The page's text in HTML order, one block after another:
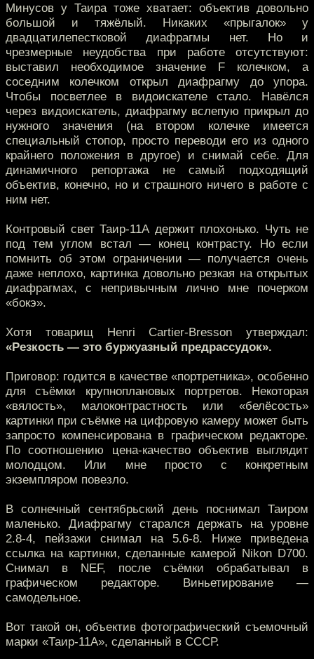
Минусов у Таира тоже хватает: объектив довольно
большой и тяжёлый. Никаких «прыгалок» у
двадцатилепестковой диафрагмы нет. Но и
чрезмерные неудобства при работе отсутствуют:
выставил необходимое значение F колечком, а
соседним колечком открыл диафрагму до упора.
Чтобы посветлее в видоискателе стало. Навёлся
через видоискатель, диафрагму вслепую прикрыл до
нужного значения (на втором колечке имеется
специальный стопор, просто переводи его из одного
крайнего положения в другое) и снимай себе. Для
динамичного репортажа не самый подходящий
объектив, конечно, но и страшного ничего в работе с
ним нет.
Контровый свет Таир-11А держит плохонько. Чуть не
под тем углом встал — конец контрасту. Но если
помнить об этом ограничении — получается очень
даже неплохо, картинка довольно резкая на открытых
диафрагмах, с непривычным лично мне почерком
«бокэ».
Хотя товарищ Henri Cartier-Bresson утверждал:
«Резкость — это буржуазный предрассудок».
Приговор: годится в качестве «портретника», особенно
для съёмки крупноплановых портретов. Некоторая
«вялость», малоконтрастность или «белёсость»
картинки при съёмке на цифровую камеру может быть
запросто компенсирована в графическом редакторе.
По соотношению цена-качество объектив выглядит
молодцом. Или мне просто с конкретным
экземпляром повезло.
В солнечный сентябрьский день поснимал Таиром
маленько. Диафрагму старался держать на уровне
2.8-4, пейзажи снимал на 5.6-8. Ниже приведена
ссылка на картинки, сделанные камерой Nikon D700.
Снимал в NEF, после съёмки обрабатывал в
графическом редакторе. Виньетирование —
самодельное.
Вот такой он, объектив фотографический съемочный
марки «Таир-11А», сделанный в СССР.